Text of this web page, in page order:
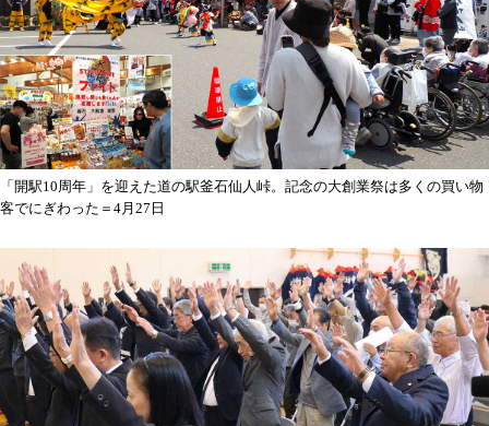
「開駅10周年」を迎えた道の駅釜石仙人峠。記念の大創業祭は多くの買い物
客でにぎわった＝4月27日